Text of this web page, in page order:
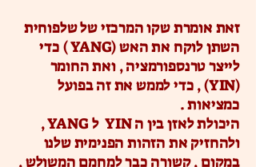
זאת אומרת שקו המרכזי של שלפוחית
השתן לוקח את האש (YANG ) כדי
לייצר טרנספורמציה , ואת החומר
(YIN) , כדי לממש את זה בפועל
כמציאות . ​
היכולת לאזן בין ה YIN ל YANG ,
ולהחזיק את הזהות הפנימית שלנו
במקום , קשורה כבר למחמם המשולש ,